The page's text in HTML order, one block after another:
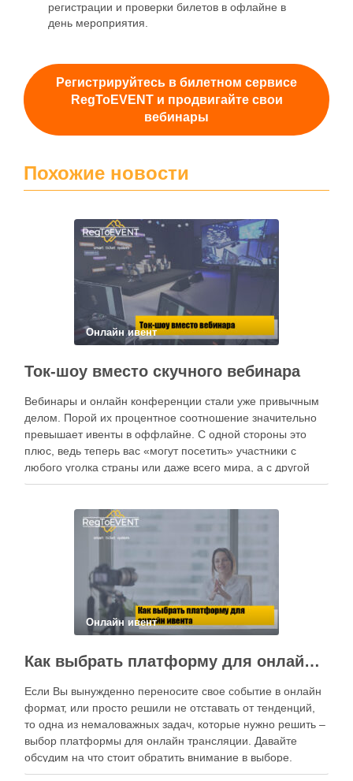
регистрации и проверки билетов в офлайне в
день мероприятия.
Регистрируйтесь в билетном сервисе
RegToEVENT и продвигайте свои
вебинары
Похожие новости
Онлайн ивент
Ток-шоу вместо скучного вебинара
Вебинары и онлайн конференции стали уже привычным
делом. Порой их процентное соотношение значительно
превышает ивенты в оффлайне. С одной стороны это
плюс, ведь теперь вас «могут посетить» участники с
любого уголка страны или даже всего мира, а с другой
стороны таких ивентов очень много — и это большая
Онлайн ивент
Как выбрать платформу для онлайн ивента
Если Вы вынужденно переносите свое событие в онлайн
формат, или просто решили не отставать от тенденций,
то одна из немаловажных задач, которые нужно решить –
выбор платформы для онлайн трансляции. Давайте
обсудим на что стоит обратить внимание в выборе.
Количество участников Платформ для онлайн трансляций